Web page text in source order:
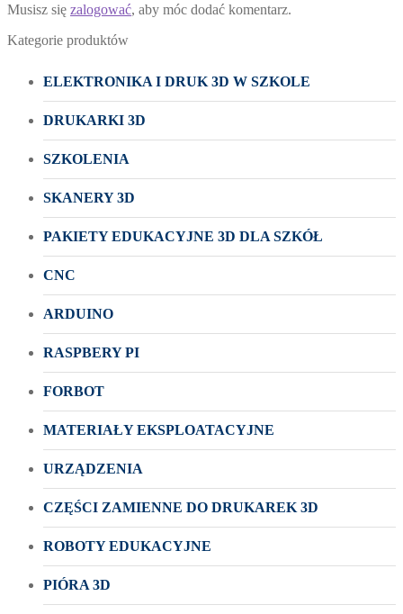
Musisz się zalogować, aby móc dodać komentarz.
Kategorie produktów
ELEKTRONIKA I DRUK 3D W SZKOLE
DRUKARKI 3D
SZKOLENIA
SKANERY 3D
PAKIETY EDUKACYJNE 3D DLA SZKÓŁ
CNC
ARDUINO
RASPBERY PI
FORBOT
MATERIAŁY EKSPLOATACYJNE
URZĄDZENIA
CZĘŚCI ZAMIENNE DO DRUKAREK 3D
ROBOTY EDUKACYJNE
PIÓRA 3D